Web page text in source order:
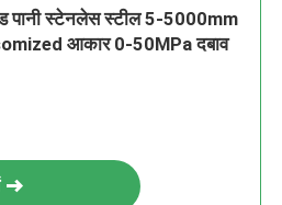
पानी स्टेनलेस स्टील 5-5000mm
आकार 0-50MPa दबाव